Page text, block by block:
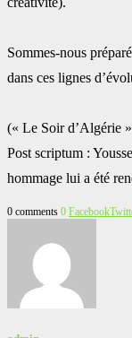
Sommes-nous
dans ces lignes
‎(« Le Soir d’Algérie
Post scriptum :
hommage lui a été
0 comments 0 Facebook